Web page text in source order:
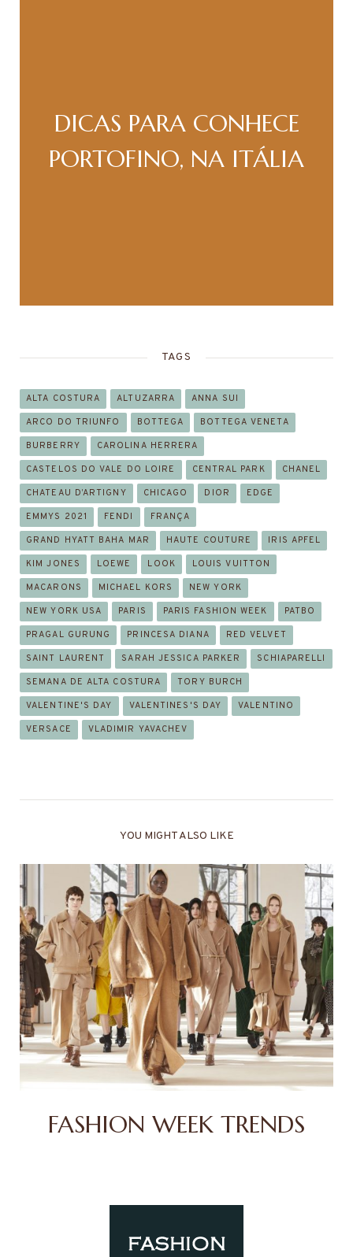
DICAS PARA CONHECE
PORTOFINO, NA ITÁLIA
TAGS
ALTA COSTURA ALTUZARRA ANNA SUI
ARCO DO TRIUNFO BOTTEGA BOTTEGA VENETA
BURBERRY CAROLINA HERRERA
CASTELOS DO VALE DO LOIRE CENTRAL PARK CHANEL
CHATEAU D’ARTIGNY CHICAGO DIOR EDGE
EMMYS 2021 FENDI FRANÇA
GRAND HYATT BAHA MAR HAUTE COUTURE IRIS APFEL
KIM JONES LOEWE LOOK LOUIS VUITTON
MACARONS MICHAEL KORS NEW YORK
NEW YORK USA PARIS PARIS FASHION WEEK PATBO
PRAGAL GURUNG PRINCESA DIANA RED VELVET
SAINT LAURENT SARAH JESSICA PARKER SCHIAPARELLI
SEMANA DE ALTA COSTURA TORY BURCH
VALENTINE'S DAY VALENTINES'S DAY VALENTINO
VERSACE VLADIMIR YAVACHEV
YOU MIGHT ALSO LIKE
FASHION WEEK TRENDS